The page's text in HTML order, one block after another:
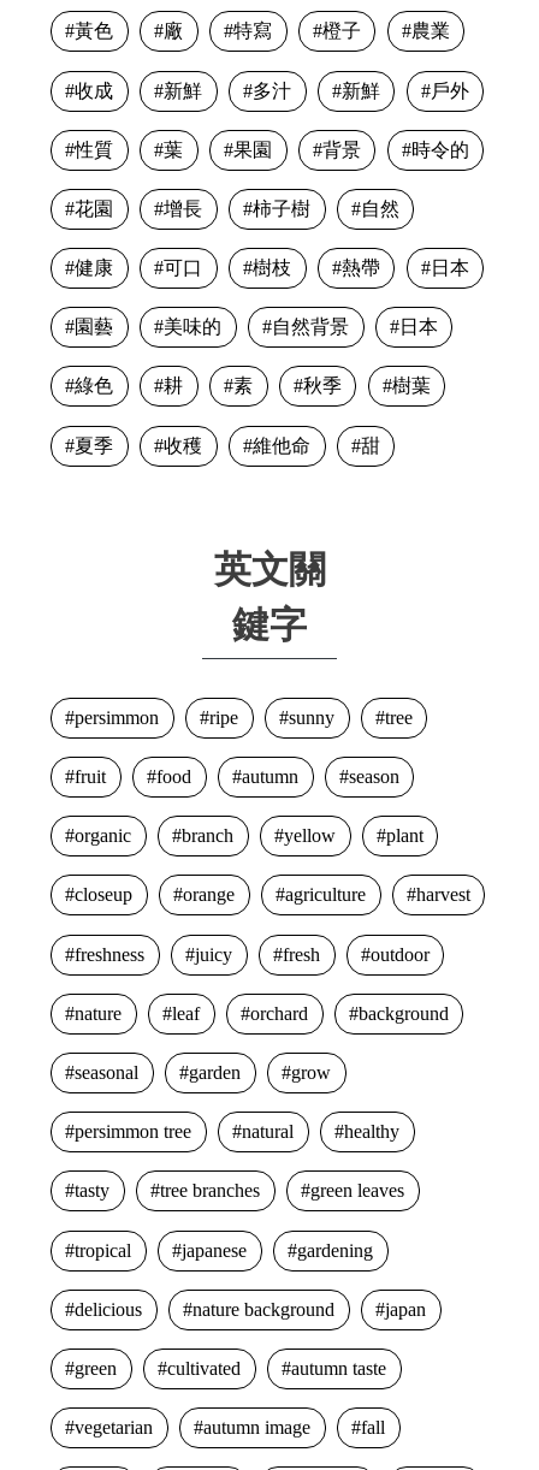
黃色 廠 特寫 橙子 農業
收成 新鮮 多汁 新鮮 戶外
性質 葉 果園 背景 時令的
花園 增長 柿子樹 自然
健康 可口 樹枝 熱帶 日本
園藝 美味的 自然背景 日本
綠色 耕 素 秋季 樹葉
夏季 收穫 維他命 甜
英文關
鍵字
persimmon ripe sunny tree
fruit food autumn season
organic branch yellow plant
closeup orange agriculture harvest
freshness juicy fresh outdoor
nature leaf orchard background
seasonal garden grow
persimmon tree natural healthy
tasty tree branches green leaves
tropical japanese gardening
delicious nature background japan
green cultivated autumn taste
vegetarian autumn image fall